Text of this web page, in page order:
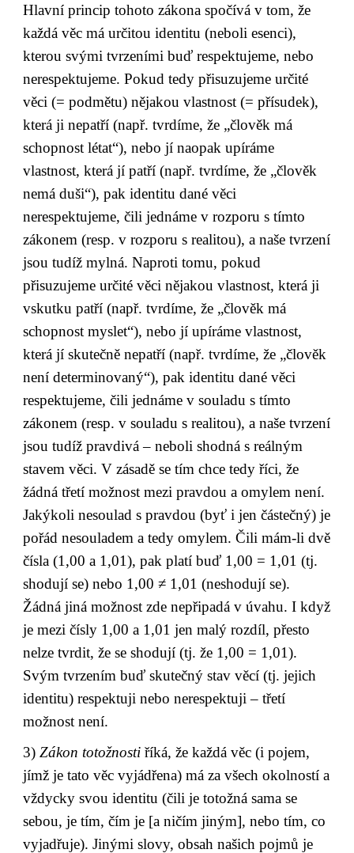
Hlavní princip tohoto zákona spočívá v tom, že
každá věc má určitou identitu (neboli esenci),
kterou svými tvrzeními buď respektujeme, nebo
nerespektujeme. Pokud tedy přisuzujeme určité
věci (= podmětu) nějakou vlastnost (= přísudek),
která ji nepatří (např. tvrdíme, že „člověk má
schopnost létat“), nebo jí naopak upíráme
vlastnost, která jí patří (např. tvrdíme, že „člověk
nemá duši“), pak identitu dané věci
nerespektujeme, čili jednáme v rozporu s tímto
zákonem (resp. v rozporu s realitou), a naše tvrzení
jsou tudíž mylná. Naproti tomu, pokud
přisuzujeme určité věci nějakou vlastnost, která ji
vskutku patří (např. tvrdíme, že „člověk má
schopnost myslet“), nebo jí upíráme vlastnost,
která jí skutečně nepatří (např. tvrdíme, že „člověk
není determinovaný“), pak identitu dané věci
respektujeme, čili jednáme v souladu s tímto
zákonem (resp. v souladu s realitou), a naše tvrzení
jsou tudíž pravdivá – neboli shodná s reálným
stavem věci. V zásadě se tím chce tedy říci, že
žádná třetí možnost mezi pravdou a omylem není.
Jakýkoli nesoulad s pravdou (byť i jen částečný) je
pořád nesouladem a tedy omylem. Čili mám-li dvě
čísla (1,00 a 1,01), pak platí buď 1,00 = 1,01 (tj.
shodují se) nebo 1,00 ≠ 1,01 (neshodují se).
Žádná jiná možnost zde nepřipadá v úvahu. I když
je mezi čísly 1,00 a 1,01 jen malý rozdíl, přesto
nelze tvrdit, že se shodují (tj. že 1,00 = 1,01).
Svým tvrzením buď skutečný stav věcí (tj. jejich
identitu) respektuji nebo nerespektuji – třetí
možnost není.
3) Zákon totožnosti říká, že každá věc (i pojem,
jímž je tato věc vyjádřena) má za všech okolností a
vždycky svou identitu (čili je totožná sama se
sebou, je tím, čím je [a ničím jiným], nebo tím, co
vyjadřuje). Jinými slovy, obsah našich pojmů je